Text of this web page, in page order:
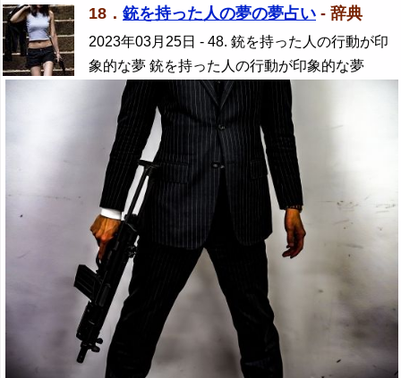
18． 銃を持った人の夢の夢占い - 辞典
2023年03月25日 - 48. 銃を持った人の行動が印
象的な夢 銃を持った人の行動が印象的な夢